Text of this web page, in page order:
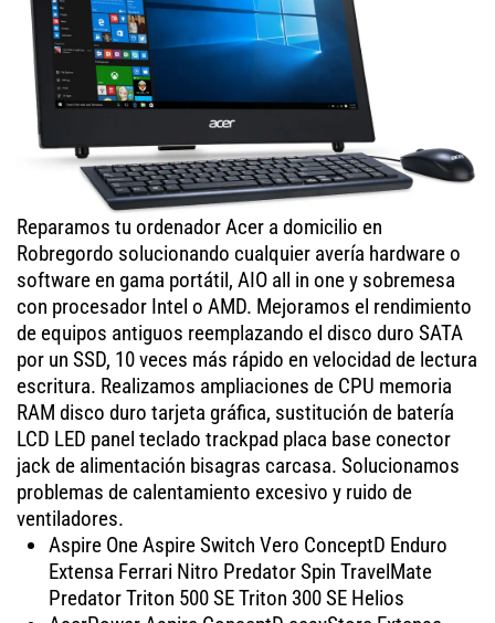
Reparamos tu ordenador Acer a domicilio en
Robregordo solucionando cualquier avería hardware o
software en gama portátil, AIO all in one y sobremesa
con procesador Intel o AMD. Mejoramos el rendimiento
de equipos antiguos reemplazando el disco duro SATA
por un SSD, 10 veces más rápido en velocidad de lectura
escritura. Realizamos ampliaciones de CPU memoria
RAM disco duro tarjeta gráfica, sustitución de batería
LCD LED panel teclado trackpad placa base conector
jack de alimentación bisagras carcasa. Solucionamos
problemas de calentamiento excesivo y ruido de
ventiladores.
Aspire One Aspire Switch Vero ConceptD Enduro
Extensa Ferrari Nitro Predator Spin TravelMate
Predator Triton 500 SE Triton 300 SE Helios